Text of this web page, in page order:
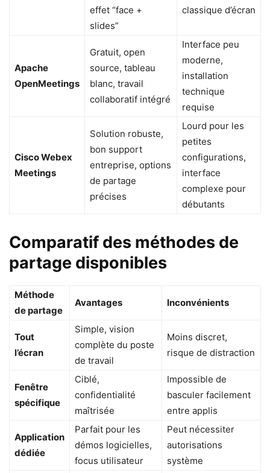
effet “face +
slides”
classique d’écran
Apache
OpenMeetings
Gratuit, open
source, tableau
blanc, travail
collaboratif intégré
Interface peu
moderne,
installation
technique
requise
Cisco Webex
Meetings
Solution robuste,
bon support
entreprise, options
de partage
précises
Lourd pour les
petites
configurations,
interface
complexe pour
débutants
Comparatif des méthodes de
partage disponibles
Méthode
de partage
Avantages Inconvénients
Tout
l’écran
Simple, vision
complète du poste
de travail
Moins discret,
risque de distraction
Fenêtre
spécifique
Ciblé,
confidentialité
maîtrisée
Impossible de
basculer facilement
entre applis
Application
dédiée
Parfait pour les
démos logicielles,
focus utilisateur
Peut nécessiter
autorisations
système